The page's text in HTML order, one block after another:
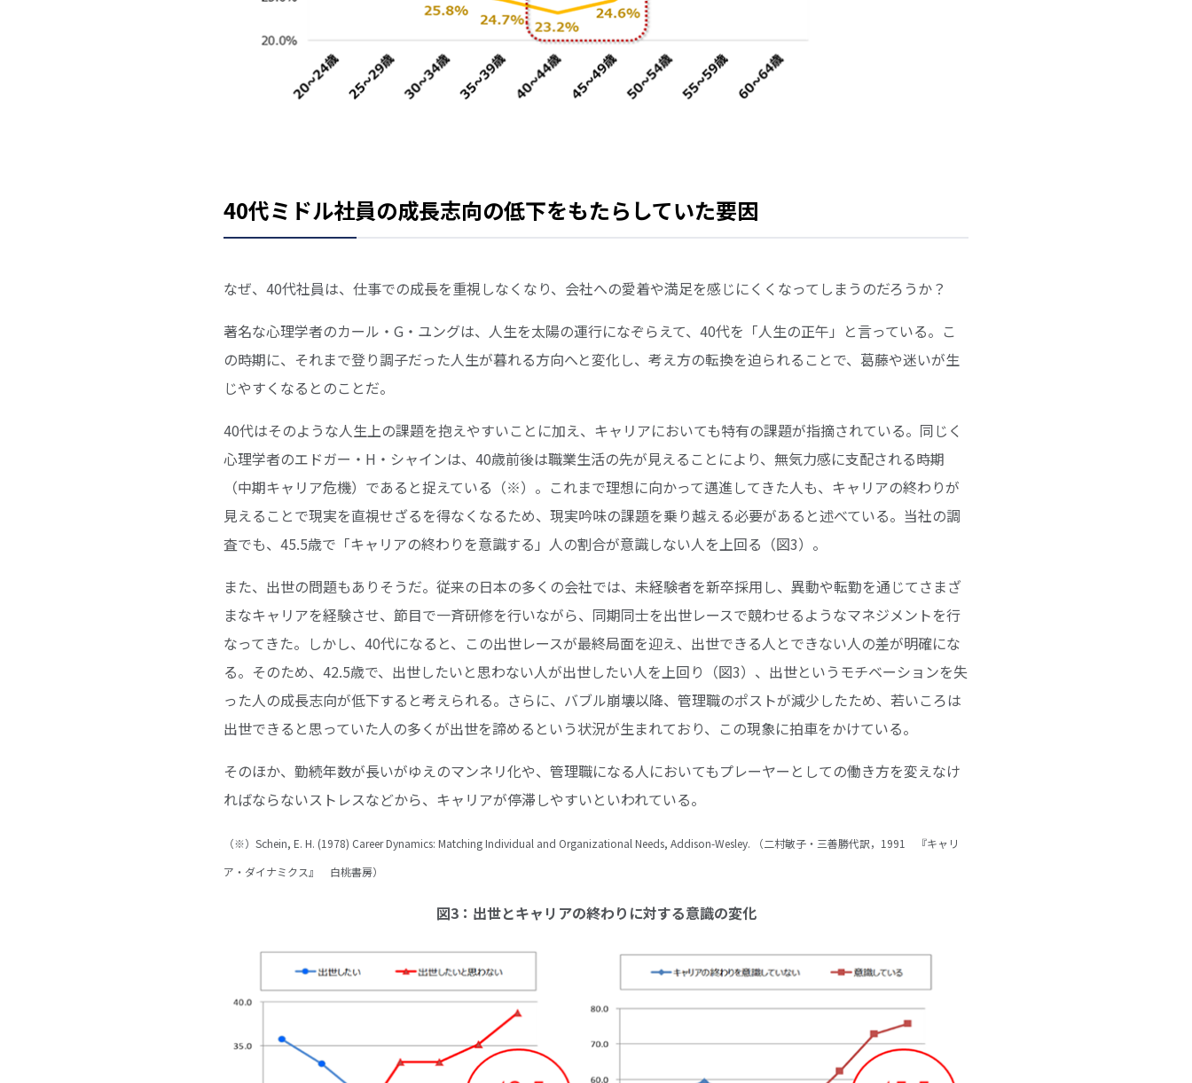
40代ミドル社員の成長志向の低下をもたらしていた要因
なぜ、40代社員は、仕事での成長を重視しなくなり、会社への愛着や満足を感じにくくなってしまうのだろうか？
著名な心理学者のカール・G・ユングは、人生を太陽の運行になぞらえて、40代を「人生の正午」と言っている。こ
の時期に、それまで登り調子だった人生が暮れる方向へと変化し、考え方の転換を迫られることで、葛藤や迷いが生
じやすくなるとのことだ。
40代はそのような人生上の課題を抱えやすいことに加え、キャリアにおいても特有の課題が指摘されている。同じく
心理学者のエドガー・H・シャインは、40歳前後は職業生活の先が見えることにより、無気力感に支配される時期
（中期キャリア危機）であると捉えている（※）。これまで理想に向かって邁進してきた人も、キャリアの終わりが
見えることで現実を直視せざるを得なくなるため、現実吟味の課題を乗り越える必要があると述べている。当社の調
査でも、45.5歳で「キャリアの終わりを意識する」人の割合が意識しない人を上回る（図3）。
また、出世の問題もありそうだ。従来の日本の多くの会社では、未経験者を新卒採用し、異動や転勤を通じてさまざ
まなキャリアを経験させ、節目で一斉研修を行いながら、同期同士を出世レースで競わせるようなマネジメントを行
なってきた。しかし、40代になると、この出世レースが最終局面を迎え、出世できる人とできない人の差が明確にな
る。そのため、42.5歳で、出世したいと思わない人が出世したい人を上回り（図3）、出世というモチベーションを失
った人の成長志向が低下すると考えられる。さらに、バブル崩壊以降、管理職のポストが減少したため、若いころは
出世できると思っていた人の多くが出世を諦めるという状況が生まれており、この現象に拍車をかけている。
そのほか、勤続年数が長いがゆえのマンネリ化や、管理職になる人においてもプレーヤーとしての働き方を変えなけ
ればならないストレスなどから、キャリアが停滞しやすいといわれている。
（※）Schein, E. H. (1978) Career Dynamics: Matching Individual and Organizational Needs, Addison-Wesley. （二村敏子・三善勝代訳，1991 『キャリ
ア・ダイナミクス』 白桃書房）
図3：出世とキャリアの終わりに対する意識の変化